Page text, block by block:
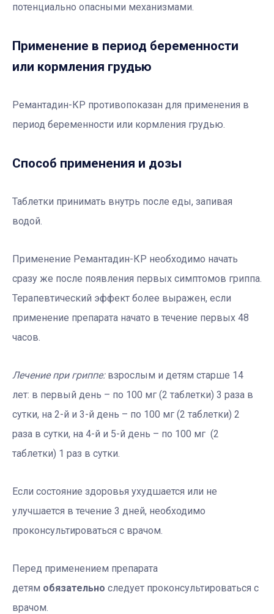
потенциально опасными механизмами.
Применение в период беременности
или кормления грудью
Ремантадин-КР противопоказан для применения в
период беременности или кормления грудью.
Способ применения и дозы
Таблетки принимать внутрь после еды, запивая
водой.
Применение Ремантадин-КР необходимо начать
сразу же после появления первых симптомов гриппа.
Терапевтический эффект более выражен, если
применение препарата начато в течение первых 48
часов.
Лечение при гриппе:взрослым и детям старше 14
лет: в первый день – по 100 мг (2 таблетки) 3 раза в
сутки, на 2-й и 3-й день – по 100 мг (2 таблетки) 2
раза в сутки, на 4-й и 5-й день – по 100 мг (2
таблетки) 1 раз в сутки.
Если состояние здоровья ухудшается или не
улучшается в течение 3 дней, необходимо
проконсультироваться с врачом.
Перед применением препарата
детям обязательно следует проконсультироваться с
врачом.